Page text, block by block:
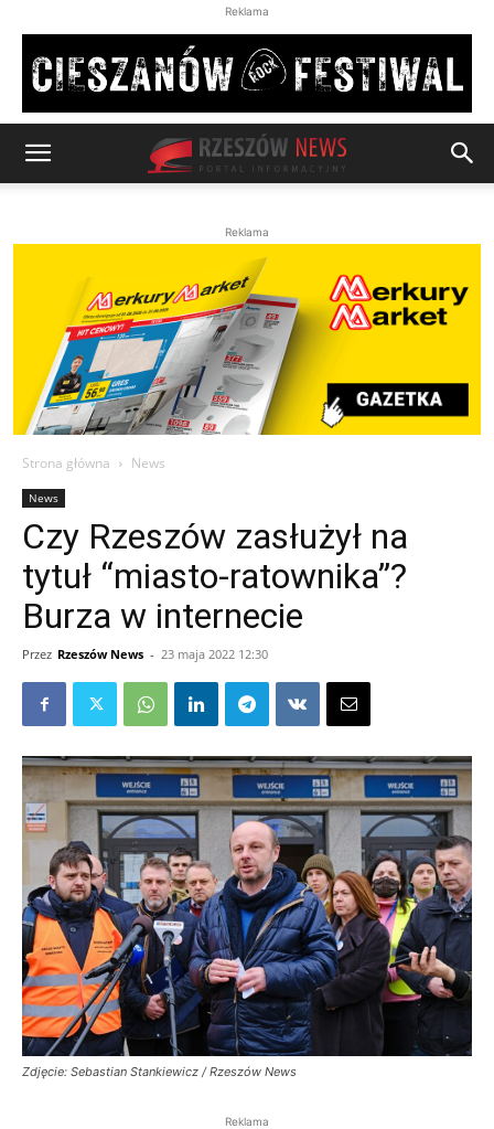
Reklama
Reklama
Strona główna News
News
Czy Rzeszów zasłużył na
tytuł “miasto-ratownika”?
Burza w internecie
Przez Rzeszów News - 23 maja 2022 12:30
Zdjęcie: Sebastian Stankiewicz / Rzeszów News
Reklama